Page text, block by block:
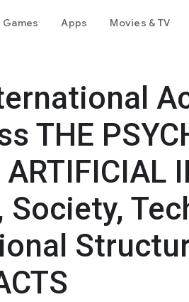
Games Apps Movies & TV
THE
ARTIFICIAL
Society,